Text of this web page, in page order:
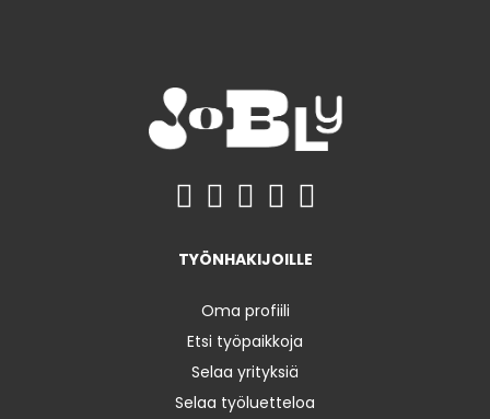
TYÖNHAKIJOILLE
Oma profiili
Etsi työpaikkoja
Selaa yrityksiä
Selaa työluetteloa